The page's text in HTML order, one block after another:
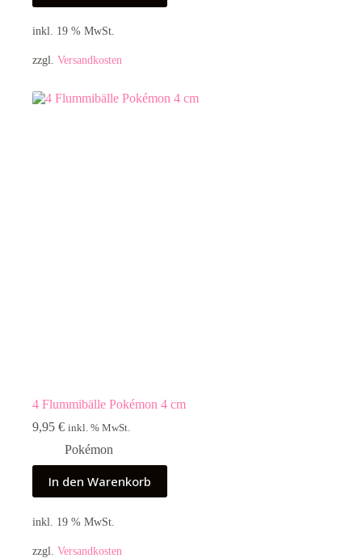
inkl. 19 % MwSt.
zzgl. Versandkosten
4 Flummibälle Pokémon 4 cm
9,95 € inkl. % MwSt.
Pokémon
In den Warenkorb
inkl. 19 % MwSt.
zzgl. Versandkosten